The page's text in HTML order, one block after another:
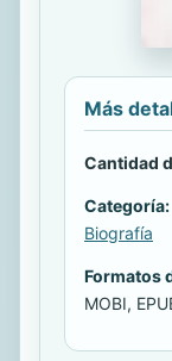
Más
Cantidad
Categoría:
Biografía
Formatos
MOBI,